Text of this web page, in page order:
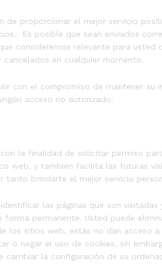
proporcionar el mejor servicio
Es posible que sean enviados
consideremos relevante para
en cualquier momento.
con el compromiso de mantener su
acceso no autorizado.
la finalidad de solicitar permiso
web, y también facilita las futuras
tanto brindarte el mejor servicio
las páginas que son
permanente. Usted puede
los sitios web, estás no dan
o negar el uso de cookies, sin
la configuración de su